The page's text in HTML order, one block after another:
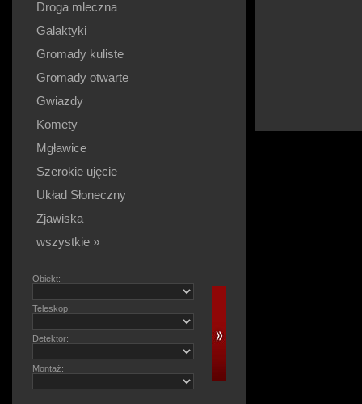
Droga mleczna
Galaktyki
Gromady kuliste
Gromady otwarte
Gwiazdy
Komety
Mgławice
Szerokie ujęcie
Układ Słoneczny
Zjawiska
wszystkie »
Obiekt:
Teleskop:
Detektor:
Montaż: